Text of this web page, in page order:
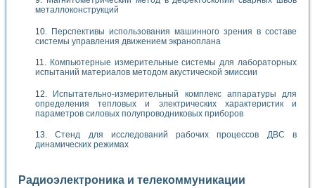
металлоконструкций
Перспективы использования машинного зрения в составе
системы управления движением экраноплана
Компьютерные измерительные системы для лабораторных
испытаний материалов методом акустической эмиссии
Испытательно-измерительный комплекс аппаратуры для
определения тепловых и электрических характеристик и
параметров силовых полупроводниковых приборов
Стенд для исследований рабочих процессов ДВС в
динамических режимах
Радиоэлектроника и телекоммуникации